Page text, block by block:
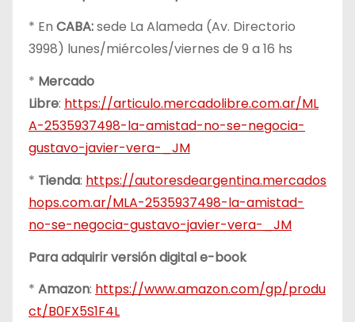
* En CABA:sede La Alameda (Av. Directorio
3998) lunes/miércoles/viernes de 9 a 16 hs
* Mercado
Libre: https://articulo.mercadolibre.com.ar/ML
A-2535937498-la-amistad-no-se-negocia-
gustavo-javier-vera-_JM
* Tienda: https://autoresdeargentina.mercados
hops.com.ar/MLA-2535937498-la-amistad-
no-se-negocia-gustavo-javier-vera-_JM
Para adquirir versión digital e-book
* Amazon: https://www.amazon.com/gp/produ
ct/B0FX5S1F4L